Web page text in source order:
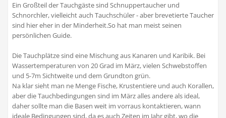
Ein Großteil der Tauchgäste sind Schnuppertaucher und
Schnorchler, vielleicht auch Tauchschüler - aber brevetierte Taucher
sind hier eher in der Minderheit.So hat man meist seinen
persönlichen Guide.
Die Tauchplätze sind eine Mischung aus Kanaren und Karibik. Bei
Wassertemperaturen von 20 Grad im März, vielen Schwebstoffen
und 5-7m Sichtweite und dem Grundton grün.
Na klar sieht man ne Menge Fische, Krustentiere und auch Korallen,
aber die Tauchbedingungen sind im März alles andere als ideal,
daher sollte man die Basen weit im vorraus kontaktieren, wann
ideale Bedingungen sind, da es auch Zeiten im Jahr gibt, wo die